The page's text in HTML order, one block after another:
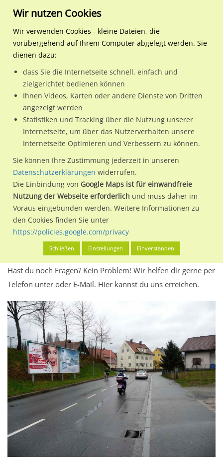
Regionale Plakatwerbung Bayern
Deggendorf, GKSt
Walchstraße gg. 58 /
94469 / Deggendorf, GKSt
Nutze günstige Werbemöglichkeiten am Standort
Walchstraße gg. 58 / Prellingerstraße in Deggendorf, GKSt.
Wir erheben für jede unserer Werbeflächen individuelle und
aktuelleStandortinformationenundLeistungswerte
kannst du dich schon vor der Buchung im Detail über den
Standort, seine Reichweite und Werbewirkung sowie
eventuelle Beschränkungen in den zugelassenen
Werbeinhalten informieren.
Alles klar? Dann findest du direkt im unteren Teil dieser Seite
Buchungdes Standorts.
Hast du noch Fragen? Kein Problem! Wir helfen dir gerne per
Telefon unter oder E-Mail. Hier kannst du uns erreichen.
Wir nutzen Cookies
Wir verwenden Cookies - kleine Dateien, die
vorübergehend auf Ihrem Computer abgelegt werden. Sie
dienen dazu:
dass Sie die Internetseite schnell, einfach und
zielgerichtet bedienen können
Ihnen Videos, Karten oder andere Dienste von Dritten
angezeigt werden
Statistiken und Tracking über die Nutzung unserer
Internetseite, um über das Nutzerverhalten unsere
Internetseite Optimieren und Verbessern zu können.
Sie können Ihre Zustimmung jederzeit in unseren
Datenschutzerklärungen widerrufen.
Die Einbindung von Google Maps ist für einwandfreie
Nutzung der Webseite erforderlich und muss daher im
Voraus eingebunden werden. Weitere Informationen zu
den Cookies finden Sie unter
https://policies.google.com/privacy
Schließen Einstellungen Einverstanden